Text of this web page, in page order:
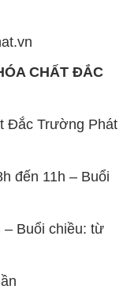
CHẤT ĐẮC
Đắc Trường Phát
đến 11h – Buổi
– Buổi chiều: từ